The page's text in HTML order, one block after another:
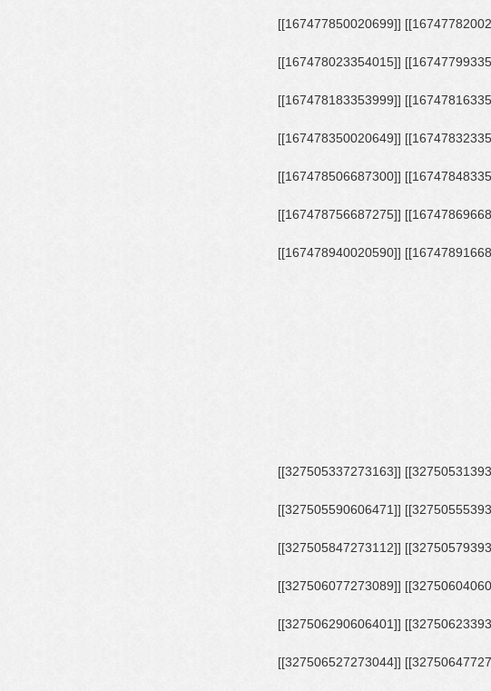
[[167477766687374]] [[167477800020704]] [[167477820020702]] [[167477850020699]]
[[167477920020692]] [[167477956687355]] [[167477993354018]] [[167478023354015]]
[[167478106687340]] [[167478136687337]] [[167478163354001]] [[167478183353999]]
[[167478263353991]] [[167478290020655]] [[167478323353985]] [[167478350020649]]
[[167478420020642]] [[167478460020638]] [[167478483353969]] [[167478506687300]]
[[167478593353958]] [[167478653353952]] [[167478696687281]] [[167478756687275]]
[[167478873353930]] [[167478896687261]] [[167478916687259]] [[167478940020590]]
[[327505257273171]] [[327505280606502]] [[327505313939832]] [[327505337273163]]
[[327505447273152]] [[327505507273146]] [[327505553939808]] [[327505590606471]]
[[327505697273127]] [[327505760606454]] [[327505793939784]] [[327505847273112]]
[[327505983939765]] [[327506013939762]] [[327506040606426]] [[327506077273089]]
[[327506180606412]] [[327506193939744]] [[327506233939740]] [[327506290606401]]
[[327506387273058]] [[327506430606387]] [[327506477273049]] [[327506527273044]]